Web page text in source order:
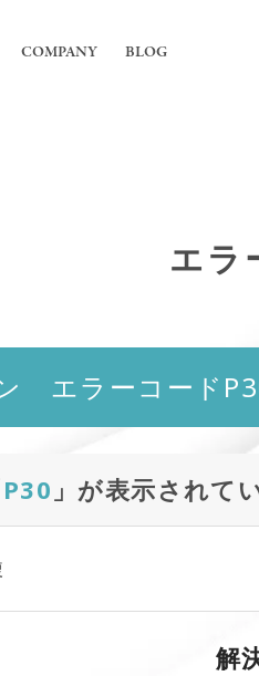
務用エアコンの入れ替えや新規
COMPANY BLOG
エラ
エラーコード
P30 」が表示されて
解